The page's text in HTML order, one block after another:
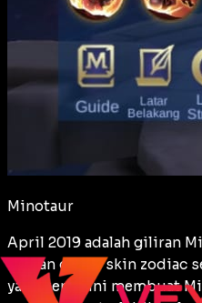
Minotaur
April 2019 adalah giliran
bagian dalam skin zodiac
yang keren ini membuat